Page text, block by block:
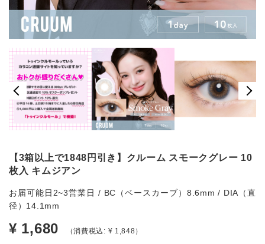
【3箱以上で1848円引き】クルーム スモークグレー 10
枚入 キムジアン
お届可能日2~3営業日 / BC（ベースカーブ）8.6mm / DIA（直
径）14.1mm
¥ 1,680 （消費税込: ¥ 1,848）